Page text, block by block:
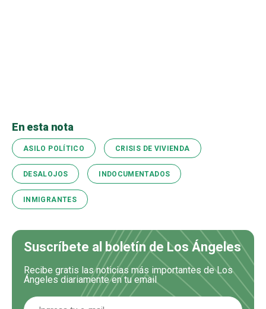
En esta nota
ASILO POLÍTICO CRISIS DE VIVIENDA
DESALOJOS INDOCUMENTADOS
INMIGRANTES
Suscríbete al boletín de Los Ángeles
Recibe gratis las noticias más importantes de Los
Ángeles diariamente en tu email